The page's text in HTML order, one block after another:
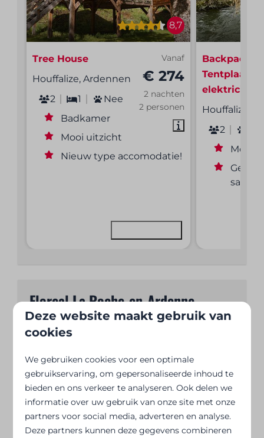
8,7
Vanaf
€ 274
2 nachten
2 personen
Tree House
Houffalize, Ardennen
2
1
Nee
Badkamer
Mooi uitzicht
Nieuw type accomodatie!
Backpacker
Tentplaats
elektriciteit
Houffalize,
2
Mooi
Floreal La Roche-en-Ardenne
België - Ardennen
Deze website maakt gebruik van
cookies
We gebruiken cookies voor een optimale
gebruikservaring, om gepersonaliseerde inhoud te
bieden en ons verkeer te analyseren. Ook delen we
informatie over uw gebruik van onze site met onze
partners voor social media, adverteren en analyse.
Deze partners kunnen deze gegevens combineren